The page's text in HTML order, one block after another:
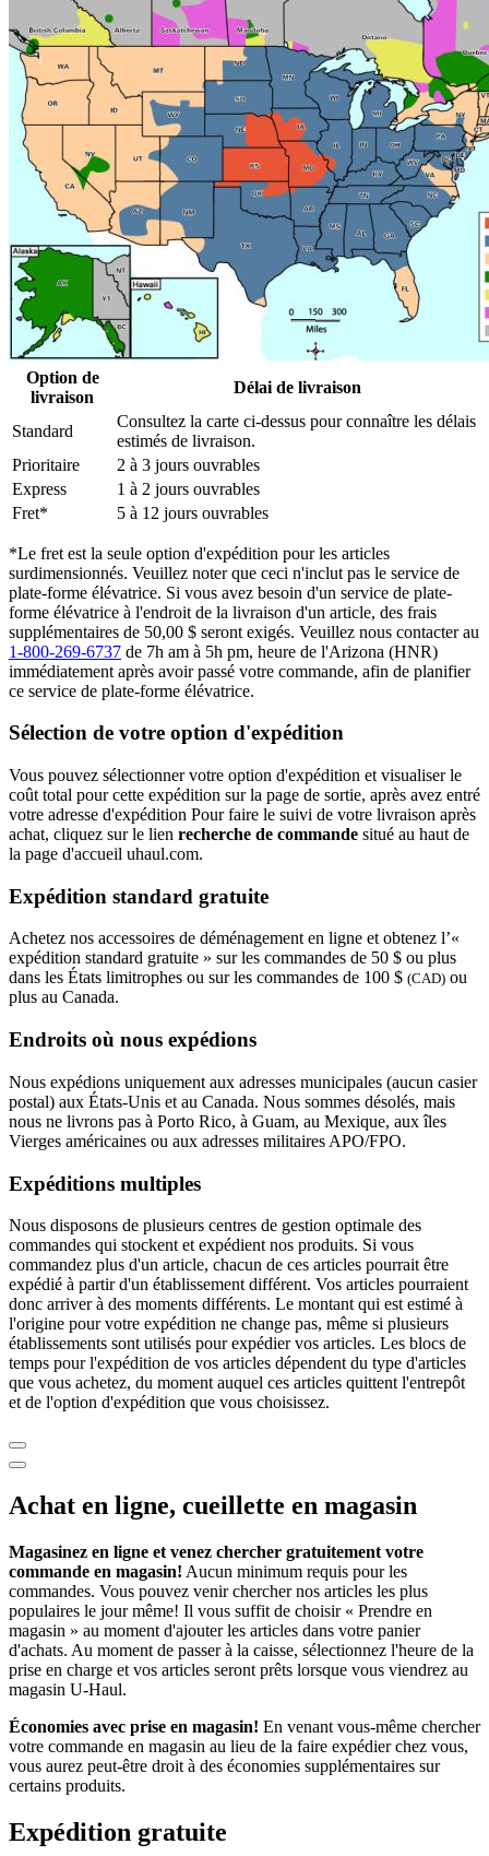
Option de
livraison
Délai de livraison
Standard
Consultez la carte ci-dessus pour connaître les délais
estimés de livraison.
Prioritaire
2 à 3 jours ouvrables
Express
1 à 2 jours ouvrables
Fret*
5 à 12 jours ouvrables
*Le fret est la seule option d'expédition pour les articles
surdimensionnés. Veuillez noter que ceci n'inclut pas le service de
plate-forme élévatrice. Si vous avez besoin d'un service de plate-
forme élévatrice à l'endroit de la livraison d'un article, des frais
supplémentaires de 50,00 $ seront exigés. Veuillez nous contacter au
1-800-269-6737 de 7h am à 5h pm, heure de l'Arizona (HNR)
immédiatement après avoir passé votre commande, afin de planifier
ce service de plate-forme élévatrice.
Sélection de votre option d'expédition
Vous pouvez sélectionner votre option d'expédition et visualiser le
coût total pour cette expédition sur la page de sortie, après avez entré
votre adresse d'expédition Pour faire le suivi de votre livraison après
achat, cliquez sur le lien recherche de commande situé au haut de
la page d'accueil uhaul.com.
Expédition standard gratuite
Achetez nos accessoires de déménagement en ligne et obtenez l’«
expédition standard gratuite » sur les commandes de 50 $ ou plus
dans les États limitrophes ou sur les commandes de 100 $ (CAD) ou
plus au Canada.
Endroits où nous expédions
Nous expédions uniquement aux adresses municipales (aucun casier
postal) aux États-Unis et au Canada. Nous sommes désolés, mais
nous ne livrons pas à Porto Rico, à Guam, au Mexique, aux îles
Vierges américaines ou aux adresses militaires APO/FPO.
Expéditions multiples
Nous disposons de plusieurs centres de gestion optimale des
commandes qui stockent et expédient nos produits. Si vous
commandez plus d'un article, chacun de ces articles pourrait être
expédié à partir d'un établissement différent. Vos articles pourraient
donc arriver à des moments différents. Le montant qui est estimé à
l'origine pour votre expédition ne change pas, même si plusieurs
établissements sont utilisés pour expédier vos articles. Les blocs de
temps pour l'expédition de vos articles dépendent du type d'articles
que vous achetez, du moment auquel ces articles quittent l'entrepôt
et de l'option d'expédition que vous choisissez.
Achat en ligne, cueillette en magasin
Magasinez en ligne et venez chercher gratuitement votre
commande en magasin! Aucun minimum requis pour les
commandes. Vous pouvez venir chercher nos articles les plus
populaires le jour même! Il vous suffit de choisir « Prendre en
magasin » au moment d'ajouter les articles dans votre panier
d'achats. Au moment de passer à la caisse, sélectionnez l'heure de la
prise en charge et vos articles seront prêts lorsque vous viendrez au
magasin U-Haul.
Économies avec prise en magasin! En venant vous-même chercher
votre commande en magasin au lieu de la faire expédier chez vous,
vous aurez peut-être droit à des économies supplémentaires sur
certains produits.
Expédition gratuite